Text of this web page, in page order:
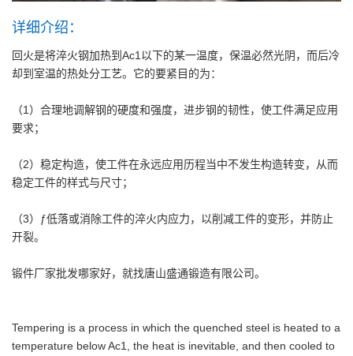
详细介绍：
回火是将淬火钢加热到Ac1以下的某一温度，保温必然光阴，而后冷
却到室温的热处分工艺。它的要紧目的为：
（1）合理地调解钢的硬度和强度，进步钢的韧性，使工件满足应用
要求；
（2）稳定构造，使工件在永远应用历程当中不发生构造转变，从而
稳定工件的样式与尺寸；
（3）ƒ低落或消除工件的淬火内应力，以削减工件的变形，并防止
开裂。
锻件厂家批发哪家好，就找唐山盛通锻造有限公司。
Tempering is a process in which the quenched steel is heated to a
temperature below Ac1, the heat is inevitable, and then cooled to